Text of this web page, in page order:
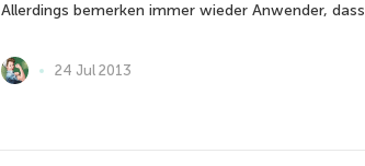
Allerdings bemerken immer wieder Anwender,
24 Jul 2013